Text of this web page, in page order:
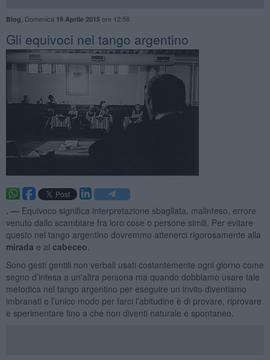
Blog Domenica 19 Aprile 2015ore 12:58
Gli equivoci nel tango argentino
. — Equivoco significa interpretazione sbagliata, malinteso, errore
venuto dallo scambiare fra loro cose o persone simili. Per evitare
questo nel tango argentino dovremmo attenerci rigorosamente alla
mirada e al cabeceo
Sono gesti gentili non verbali usati costantemente ogni giorno come
segno d’intesa a un'altra persona ma quando dobbiamo usare tale
metodica nel tango argentino per eseguire un invito diventiamo
imbranati e l’unico modo per farci l’abitudine è di provare, riprovare
e sperimentare fino a che non diventi naturale e spontaneo.